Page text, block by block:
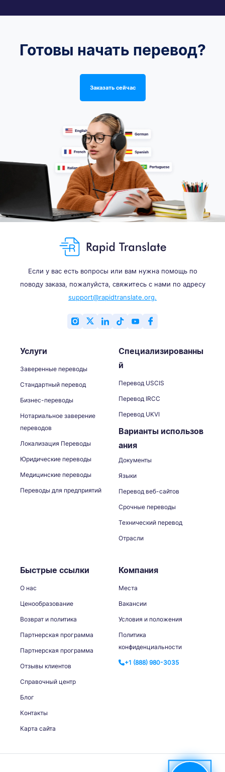
Готовы начать перевод?
Заказать сейчас
Если у вас есть вопросы или вам нужна помощь по
поводу заказа, пожалуйста, свяжитесь с нами по адресу
support@rapidtranslate.org.
Услуги
Заверенные переводы
Стандартный перевод
Бизнес-переводы
Нотариальное заверение
переводов
Локализация Переводы
Юридические переводы
Медицинские переводы
Переводы для предприятий
Специализированны
й
Перевод USCIS
Перевод IRCC
Перевод UKVI
Варианты использов
ания
Документы
Языки
Перевод веб-сайтов
Срочные переводы
Технический перевод
Отрасли
Быстрые ссылки
О нас
Ценообразование
Возврат и политика
Партнерская программа
Партнерская программа
Отзывы клиентов
Справочный центр
Блог
Контакты
Карта сайта
Компания
Места
Вакансии
Условия и положения
Политика
конфиденциальности
+1 (888) 980-3035